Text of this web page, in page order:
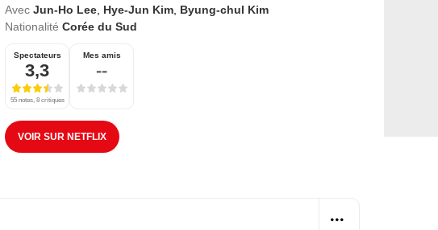
Avec Jun-Ho Lee Hye-Jun Kim Byung-chul Kim
Nationalité Corée du Sud
Spectateurs
3,3
55 notes, 8 critiques
Mes amis
--
VOIR SUR NETFLIX